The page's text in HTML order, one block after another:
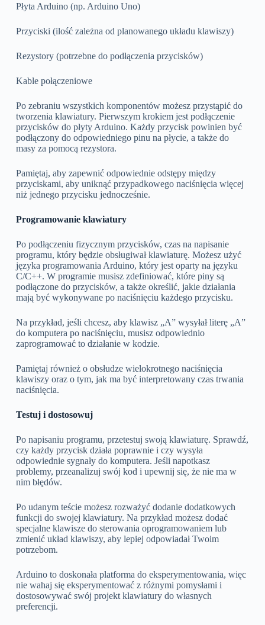
Płyta Arduino (np. Arduino Uno)
Przyciski (ilość zależna od planowanego układu klawiszy)
Rezystory (potrzebne do podłączenia przycisków)
Kable połączeniowe
Po zebraniu wszystkich komponentów możesz przystąpić do
tworzenia klawiatury. Pierwszym krokiem jest podłączenie
przycisków do płyty Arduino. Każdy przycisk powinien być
podłączony do odpowiedniego pinu na płycie, a także do
masy za pomocą rezystora.
Pamiętaj, aby zapewnić odpowiednie odstępy między
przyciskami, aby uniknąć przypadkowego naciśnięcia więcej
niż jednego przycisku jednocześnie.
Programowanie klawiatury
Po podłączeniu fizycznym przycisków, czas na napisanie
programu, który będzie obsługiwał klawiaturę. Możesz użyć
języka programowania Arduino, który jest oparty na języku
C/C++. W programie musisz zdefiniować, które piny są
podłączone do przycisków, a także określić, jakie działania
mają być wykonywane po naciśnięciu każdego przycisku.
Na przykład, jeśli chcesz, aby klawisz „A” wysyłał literę „A”
do komputera po naciśnięciu, musisz odpowiednio
zaprogramować to działanie w kodzie.
Pamiętaj również o obsłudze wielokrotnego naciśnięcia
klawiszy oraz o tym, jak ma być interpretowany czas trwania
naciśnięcia.
Testuj i dostosowuj
Po napisaniu programu, przetestuj swoją klawiaturę. Sprawdź,
czy każdy przycisk działa poprawnie i czy wysyła
odpowiednie sygnały do komputera. Jeśli napotkasz
problemy, przeanalizuj swój kod i upewnij się, że nie ma w
nim błędów.
Po udanym teście możesz rozważyć dodanie dodatkowych
funkcji do swojej klawiatury. Na przykład możesz dodać
specjalne klawisze do sterowania oprogramowaniem lub
zmienić układ klawiszy, aby lepiej odpowiadał Twoim
potrzebom.
Arduino to doskonała platforma do eksperymentowania, więc
nie wahaj się eksperymentować z różnymi pomysłami i
dostosowywać swój projekt klawiatury do własnych
preferencji.